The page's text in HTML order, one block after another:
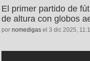
El primer partido de
de altura con globos
por nomedigas el 3 dic 2025,